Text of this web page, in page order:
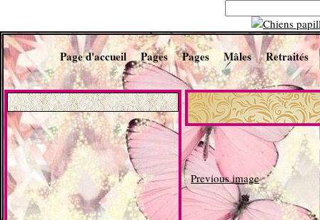
Page d'accueil Pages Pages Mâles Retraités
Previous image